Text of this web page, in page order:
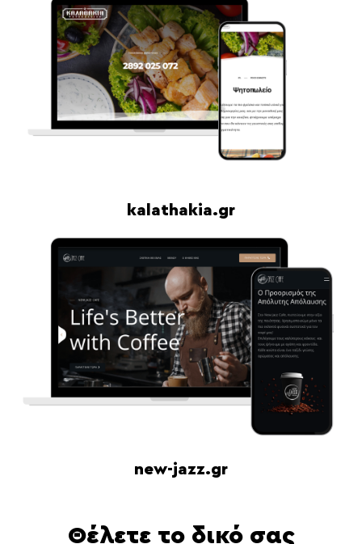
kalathakia.gr
new-jazz.gr
Θέλετε το δικό σας